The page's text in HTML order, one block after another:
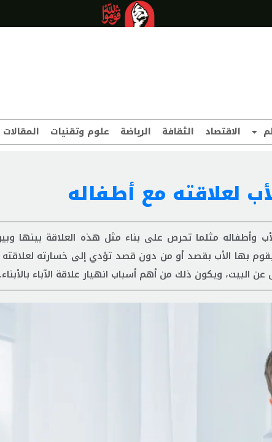
الاقتصاد الثقافة الرياضة علوم وتقنيات المقالات
لعلاقته مع أطفاله
وأطفاله مثلما تحرص على بناء مثل هذه العلاقة بينها
بها الأب بقصد أو من دون قصد تؤدي إلى خسارته لعلاقته
البيت، ويكون ذلك من أهم أسباب انهيار علاقة الآباء بالأبناء.